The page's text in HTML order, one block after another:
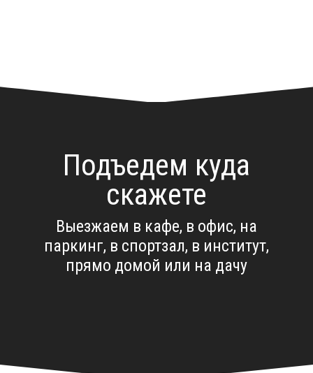
Подъедем куда
скажете
Выезжаем в кафе, в офис, на
паркинг, в спортзал, в институт,
прямо домой или на дачу